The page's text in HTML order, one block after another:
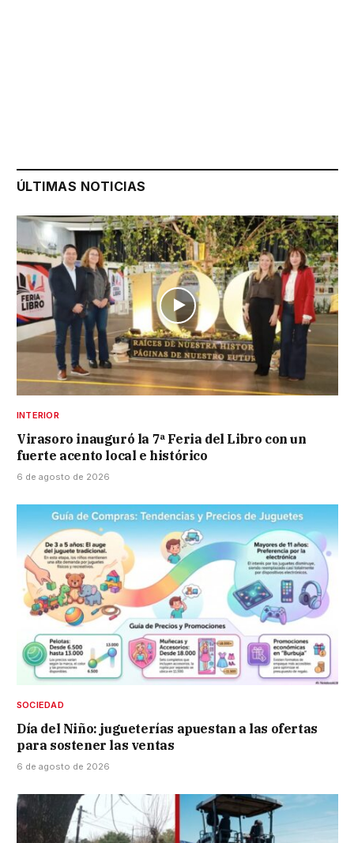
ÚLTIMAS NOTICIAS
INTERIOR
Virasoro inauguró la 7ª Feria del Libro con un
fuerte acento local e histórico
6 de agosto de 2026
SOCIEDAD
Día del Niño: jugueterías apuestan a las ofertas
para sostener las ventas
6 de agosto de 2026